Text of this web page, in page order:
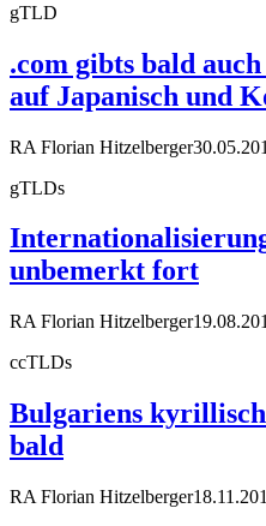
gTLD
.com gibts bald
auf Japanisch und
RA Florian Hitzelberger
gTLDs
unbemerkt fort
RA Florian Hitzelberger
ccTLDs
Bulgariens
bald
RA Florian Hitzelberger